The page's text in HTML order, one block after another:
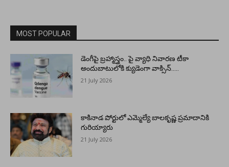
MOST POPULAR
డెంగీపై బ్రహ్మాస్త్రం.. పై వ్యాధి నివారణ టీకా
అందుబాటులోకి క్యుడెంగా వాక్సిన్…..
21 July 2026
కాకినాడ పోర్టులో ఎమ్మెల్యే బాలకృష్ణ ప్రమాదానికి
గురియ్యారు
21 July 2026